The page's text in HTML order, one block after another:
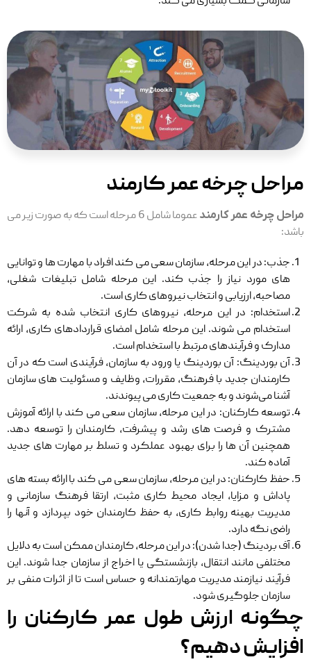
مراحل چرخه عمر کارمند
مراحل چرخه عمر کارمند
عموما شامل 6 مرحله است که به صورت زیر می
باشد:
جذب: در این مرحله، سازمان سعی می ‌کند افراد با مهارت ‌ها و توانایی
‌های مورد نیاز را جذب کند. این مرحله شامل تبلیغات شغلی،
مصاحبه، ارزیابی و انتخاب نیروهای کاری است.
استخدام: در این مرحله، نیروهای کاری انتخاب شده به شرکت
استخدام می ‌شوند. این مرحله شامل امضای قراردادهای کاری، ارائه
مدارک و فرآیندهای مرتبط با استخدام است.
آن‌ بوردینگ: آن ‌بوردینگ یا ورود به سازمان، فرآیندی است که در آن
کارمندان جدید با فرهنگ، مقررات، وظایف و مسئولیت‌ های سازمان
آشنا می‌شوند و به جمعیت کاری می ‌پیوندند.
توسعه کارکنان: در این مرحله، سازمان سعی می ‌کند با ارائه آموزش
مشترک و فرصت ‌های رشد و پیشرفت، کارمندان را توسعه دهد.
همچنین آن‌ ها را برای بهبود عملکرد و تسلط بر مهارت ‌های جدید
آماده کند.
حفظ کارکنان: در این مرحله، سازمان سعی می ‌کند با ارائه بسته ‌های
پاداش و مزایا، ایجاد محیط کاری مثبت، ارتقا فرهنگ سازمانی و
مدیریت بهینه روابط کاری، به حفظ کارمندان خود بپردازد و آنها را
راضی نگه دارد.
آف‌ بردینگ (جدا شدن): در این مرحله، کارمندان ممکن است به دلایل
مختلفی مانند انتقال، بازنشستگی یا اخراج از سازمان جدا شوند. این
فرآیند نیازمند مدیریت مهارتمندانه و حساس است تا از اثرات منفی بر
سازمان جلوگیری شود.
چگونه ارزش طول عمر کارکنان را
افزایش دهیم؟